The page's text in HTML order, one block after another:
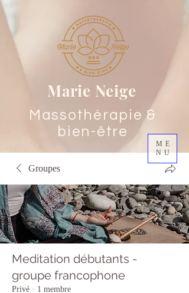
Marie Neige
Massothérapie &
bien-être
ME
NU
Groupes
Meditation débutants -
groupe francophone
Privé · 1 membre